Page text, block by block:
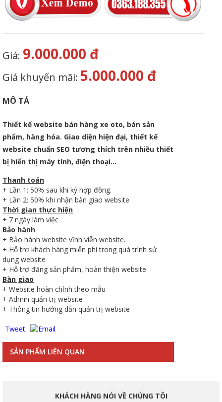
Giá: 9.000.000 đ
Giá khuyến mãi: 5.000.000 đ
MÔ TẢ
Thiết kế website bán hàng xe oto, bán sản
phẩm, hàng hóa. Giao diện hiện đại, thiết kế
website chuẩn SEO tương thích trên nhiều thiết
bị hiển thị máy tính, điện thoại…
Thanh toán
+ Lần 1: 50% sau khi ký hợp đồng.
+ Lần 2: 50% khi nhận bàn giao website
Thời gian thực hiện
+ 7 ngày làm việc
Bảo hành
+ Bảo hành website vĩnh viễn website.
+ Hỗ trợ khách hàng miễn phí trong quá trình sử
dụng website
+ Hỗ trợ đăng sản phẩm, hoàn thiện website
Bàn giao
+ Website hoàn chỉnh theo mẫu
+ Admin quản trị website
+ Thông tin hướng dẫn quản trị website
Tweet
SẢN PHẨM LIÊN QUAN
KHÁCH HÀNG NÓI VỀ CHÚNG TÔI